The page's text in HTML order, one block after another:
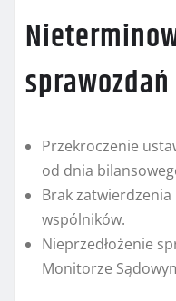
sprawozdań
Przekroczenie
od dnia
Brak
wspólników.
Nieprzedłożenie
Monitorze